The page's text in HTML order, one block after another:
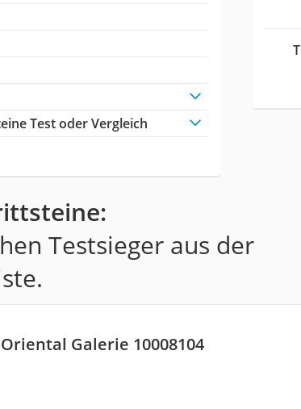
Test oder Vergleich
Testsieger aus der
Oriental Galerie 10008104